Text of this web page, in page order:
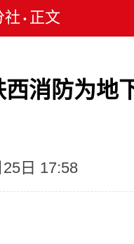
社 • 正文
消防为地
日 17:58